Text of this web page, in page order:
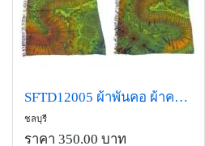
SFTD12005 ผ้าพันคอ ผ้าคลุมไหล่ มัดย้อม
ชลบุรี
ราคา 350.00 บาท